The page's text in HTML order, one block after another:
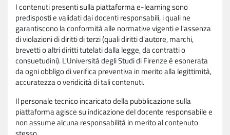
I contenuti presenti sulla piattaforma e-learning sono
predisposti e validati dai docenti responsabili, i quali ne
garantiscono la conformità alle normative vigenti e l'assenza
di violazioni di diritti di terzi (quali diritti d'autore, marchi,
brevetti o altri diritti tutelati dalla legge, da contratti o
consuetudini). L'Università degli Studi di Firenze è esonerata
da ogni obbligo di verifica preventiva in merito alla legittimità,
accuratezza o veridicità di tali contenuti.
Il personale tecnico incaricato della pubblicazione sulla
piattaforma agisce su indicazione del docente responsabile e
non assume alcuna responsabilità in merito al contenuto